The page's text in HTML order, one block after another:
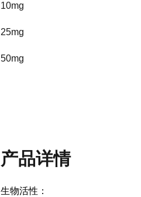
10mg
25mg
50mg
产品详情
生物活性：